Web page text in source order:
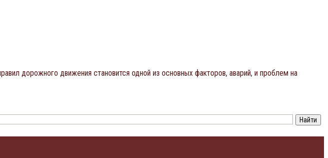
дорожного движения становится одной из основных факторов, аварий, и проблем на